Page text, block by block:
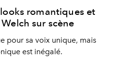
romantiques et
sur scène
pour sa voix unique, mais
est inégalé.